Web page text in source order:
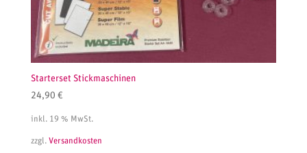
Starterset Stickmaschinen
24,90 €
inkl. 19 % MwSt.
zzgl. Versandkosten